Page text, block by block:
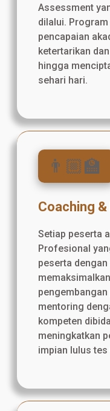
Assessment
dilalui.
pencapaian
ketertarikan
hingga
sehari hari.
👨🏼‍🏫
Coaching
Setiap peserta
Profesional
peserta
mentoring
kompeten
meningkatkan
impian lulus tes